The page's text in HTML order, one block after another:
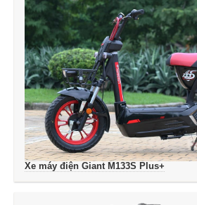
Xe máy điện Giant M133S Plus+